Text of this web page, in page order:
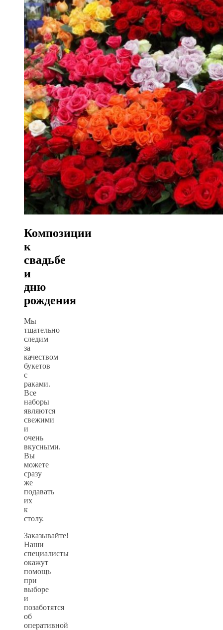
Композиции
к
свадьбе
и
дню
рождения
Мы
тщательно
следим
за
качеством
букетов
с
раками.
Все
наборы
являются
свежими
и
очень
вкусными.
Вы
можете
сразу
же
подавать
их
к
столу.
Заказывайте!
Наши
специалисты
окажут
помощь
при
выборе
и
позаботятся
об
оперативной